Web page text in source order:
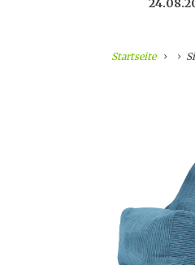
Startseite